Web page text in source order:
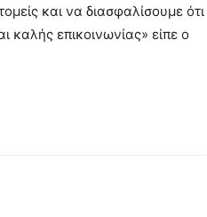
και να διασφαλίσουμε ότι
καλής επικοινωνίας» είπε ο